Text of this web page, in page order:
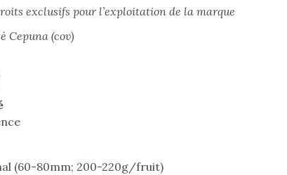
exclusifs pour l’exploitation de la marque
Cepuna (cov)
(60-80mm; 200-220g/fruit)